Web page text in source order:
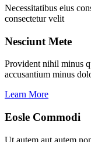
Necessitatibus eius
consectetur velit
Nesciunt Mete
Provident nihil minus
accusantium minus
Learn More
Eosle Commodi
Ut autem aut autem